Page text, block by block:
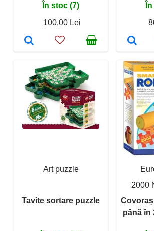
În stoc (7)
100,00 Lei
Art puzzle
Tavite sortare puzzle
2000
până în